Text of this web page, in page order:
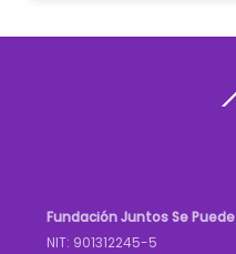
Fundación Juntos Se Puede
NIT: 901312245-5